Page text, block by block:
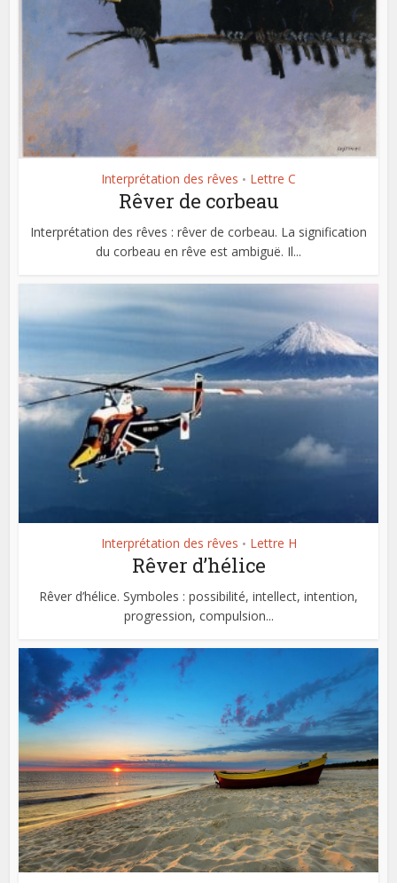
Interprétation des rêves • Lettre C
Rêver de corbeau
Interprétation des rêves : rêver de corbeau. La signification
du corbeau en rêve est ambiguë. Il...
Interprétation des rêves • Lettre H
Rêver d’hélice
Rêver d’hélice. Symboles : possibilité, intellect, intention,
progression, compulsion...